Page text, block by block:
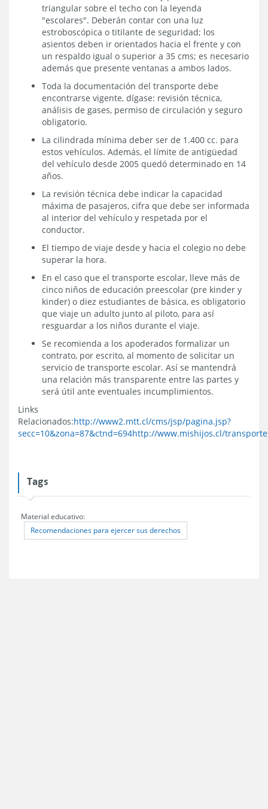
triangular sobre el techo con la leyenda
"escolares". Deberán contar con una luz
estroboscópica o titilante de seguridad; los
asientos deben ir orientados hacia el frente y con
un respaldo igual o superior a 35 cms; es necesario
además que presente ventanas a ambos lados.
Toda la documentación del transporte debe
encontrarse vigente, dígase: revisión técnica,
análisis de gases, permiso de circulación y seguro
obligatorio.
La cilindrada mínima deber ser de 1.400 cc. para
estos vehículos. Además, el límite de antigüedad
del vehículo desde 2005 quedó determinado en 14
años.
La revisión técnica debe indicar la capacidad
máxima de pasajeros, cifra que debe ser informada
al interior del vehículo y respetada por el
conductor.
El tiempo de viaje desde y hacia el colegio no debe
superar la hora.
En el caso que el transporte escolar, lleve más de
cinco niños de educación preescolar (pre kinder y
kinder) o diez estudiantes de básica, es obligatorio
que viaje un adulto junto al piloto, para así
resguardar a los niños durante el viaje.
Se recomienda a los apoderados formalizar un
contrato, por escrito, al momento de solicitar un
servicio de transporte escolar. Así se mantendrá
una relación más transparente entre las partes y
será útil ante eventuales incumplimientos.
Links
Relacionados:http://www2.mtt.cl/cms/jsp/pagina.jsp?
secc=10&zona=87&ctnd=694http://www.mishijos.cl/
Tags
Material educativo:
Recomendaciones para ejercer sus derechos